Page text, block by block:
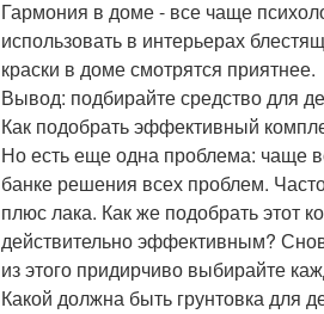
Гармония в доме - все чаще
использовать в интерьерах
краски в доме смотрятся приятнее.
Вывод: подбирайте средство для
Как подобрать эффективный
Но есть еще одна проблема: чаще
банке решения всех проблем.
плюс лака. Как же подобрать этот
действительно эффективным?
из этого придирчиво выбирайте
Какой должна быть грунтовка для